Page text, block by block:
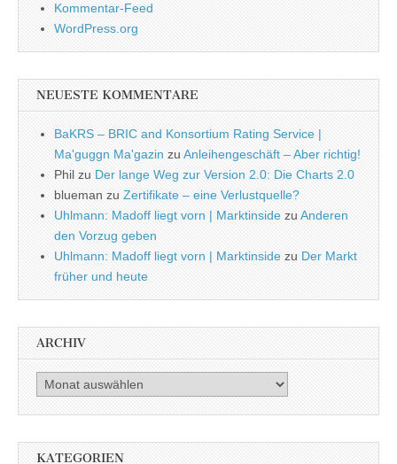
Kommentar-Feed
WordPress.org
NEUESTE KOMMENTARE
BaKRS – BRIC and Konsortium Rating Service |
Ma'guggn Ma'gazin zu Anleihengeschäft – Aber richtig!
Phil zu Der lange Weg zur Version 2.0: Die Charts 2.0
blueman zu Zertifikate – eine Verlustquelle?
Uhlmann: Madoff liegt vorn | Marktinside zu Anderen
den Vorzug geben
Uhlmann: Madoff liegt vorn | Marktinside zu Der Markt
früher und heute
ARCHIV
Archiv
KATEGORIEN